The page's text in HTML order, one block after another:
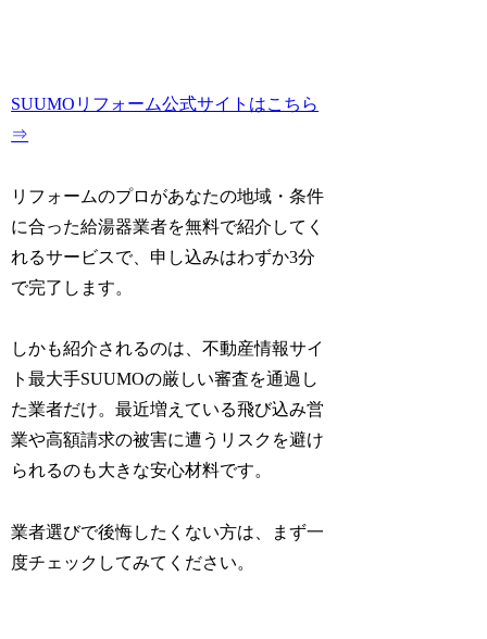
SUUMOリフォーム公式サイトはこちら
⇒
リフォームのプロがあなたの地域・条件
に合った給湯器業者を無料で紹介してく
れるサービスで、申し込みはわずか3分
で完了します。
しかも紹介されるのは、不動産情報サイ
ト最大手SUUMOの厳しい審査を通過し
た業者だけ。最近増えている飛び込み営
業や高額請求の被害に遭うリスクを避け
られるのも大きな安心材料です。
業者選びで後悔したくない方は、まず一
度チェックしてみてください。